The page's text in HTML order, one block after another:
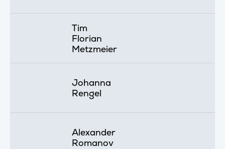
Tim
Florian
Metzmeier
Johanna
Rengel
Alexander
Romanov